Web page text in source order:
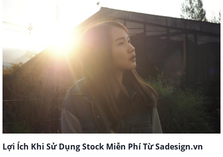
Lợi Ích Khi Sử Dụng Stock Miễn Phí Từ Sadesign.vn